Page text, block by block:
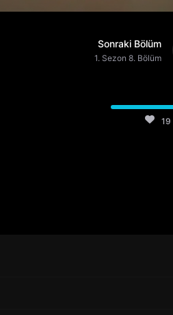
Sonraki Bölüm
1. Sezon 8. Bölüm
19